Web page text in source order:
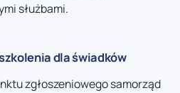
służbami.
dla świadków
zgłoszeniowego samorząd